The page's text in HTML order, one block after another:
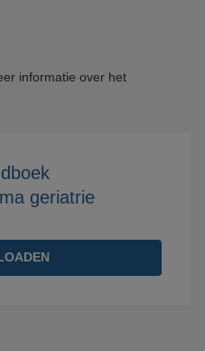
informatie over het
geriatrie